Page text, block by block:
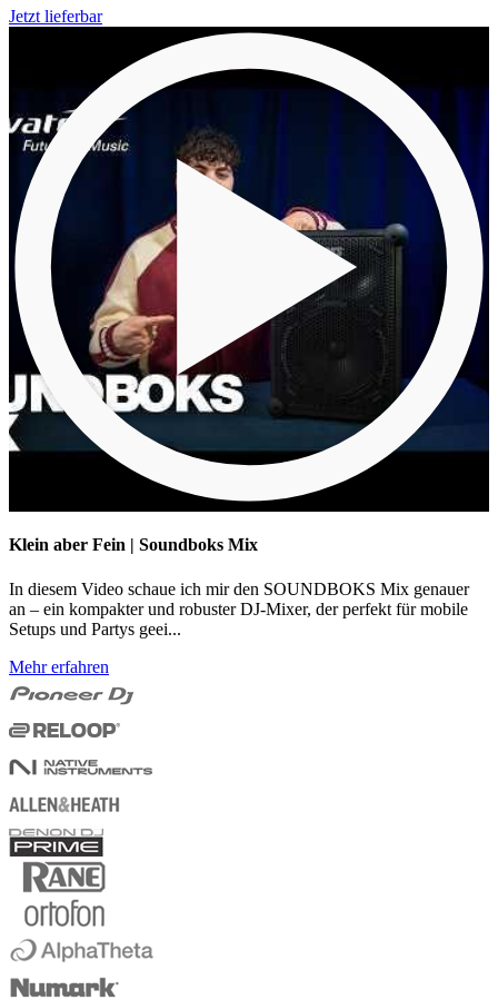
Jetzt lieferbar
Klein aber Fein | Soundboks Mix
In diesem Video schaue ich mir den SOUNDBOKS Mix genauer
an – ein kompakter und robuster DJ-Mixer, der perfekt für mobile
Setups und Partys geei...
Mehr erfahren